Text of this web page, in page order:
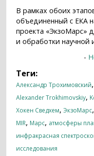
В рамках обоих
объединенный с ЕКА
проекта «ЭкзоМарс»
и обработки научной
-
Теги:
Александр Трохимовский,
Alexander Trokhimovskiy,
Хокен Сведхем,ЭкзоМарс,
MIR, Марс, атмосферы
инфракрасная
исследования